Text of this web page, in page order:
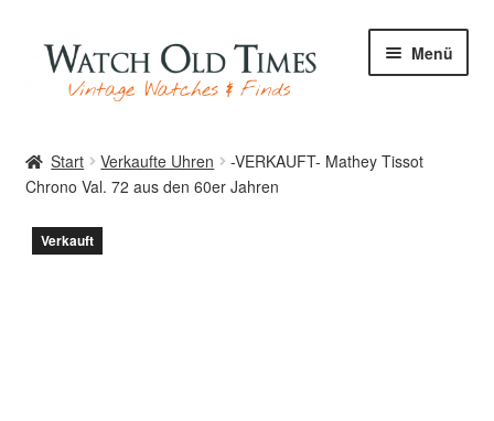
Zur
Navigation
springen
Zum
Inhalt
springen
Menü
Uhren
Start Verkaufte Uhren
-VERKAUFT- Mathey Tissot
Chrono Val. 72 aus den 60er Jahren
Verkauft